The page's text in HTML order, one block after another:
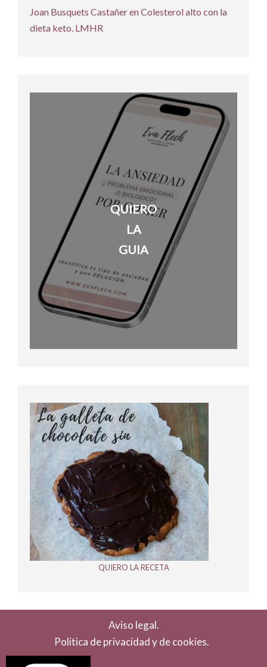
Joan Busquets CastañerenColesterol alto con la
dieta keto. LMHR
QUIERO
LA
GUIA
QUIERO LA RECETA
Aviso legal.
Politica de privacidad y de cookies.